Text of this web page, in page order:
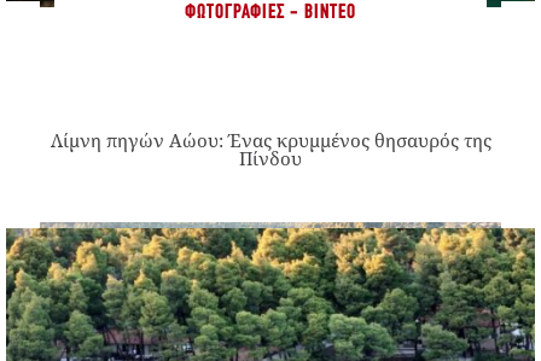
ΦΩΤΟΓΡΑΦΊΕΣ - ΒΊΝΤΕΟ
Λίμνη πηγών Αώου: Ένας κρυμμένος θησαυρός της
Πίνδου